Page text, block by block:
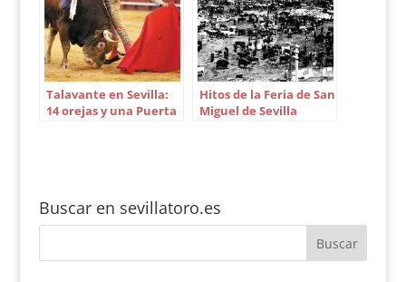
Talavante en Sevilla:
14 orejas y una Puerta
Hitos de la Feria de San
Miguel de Sevilla
Buscar en sevillatoro.es